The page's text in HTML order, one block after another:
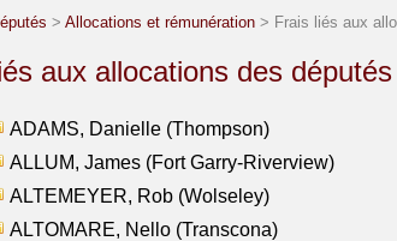
> Allocations et rémunération > Frais liés aux
aux allocations des députés
ADAMS, Danielle (Thompson)
ALLUM, James (Fort Garry-Riverview)
ALTEMEYER, Rob (Wolseley)
ALTOMARE, Nello (Transcona)